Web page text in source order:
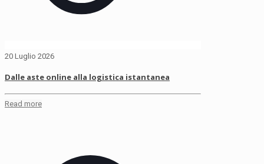
20 Luglio 2026
Dalle aste online alla logistica istantanea
Read more